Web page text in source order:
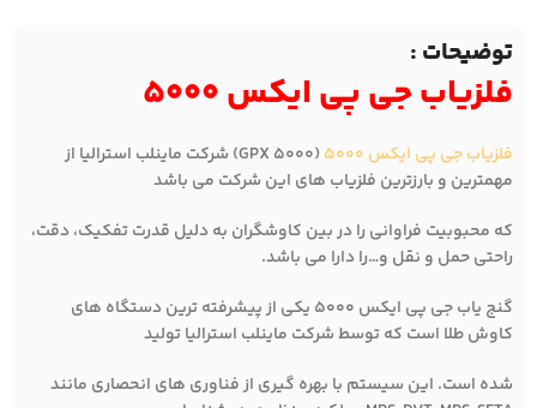
توضیحات :
فلزیاب جی پی ایکس 5000
فلزیاب جی پی ایکس ۵۰۰۰
(GPX 5000) شرکت ماینلب استرالیا از
مهمترین و بارزترین فلزیاب های این شرکت می باشد
که محبوبیت فراوانی را در بین کاوشگران به دلیل قدرت تفکیک، دقت،
راحتی حمل و نقل و…را دارا می باشد.
گنج یاب جی پی ایکس 5000 یکی از پیشرفته ترین دستگاه های
کاوش طلا است که توسط شرکت ماینلب استرالیا تولید
شده است. این سیستم با بهره گیری از فناوری های انحصاری مانند